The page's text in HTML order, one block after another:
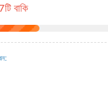
টি বাকি